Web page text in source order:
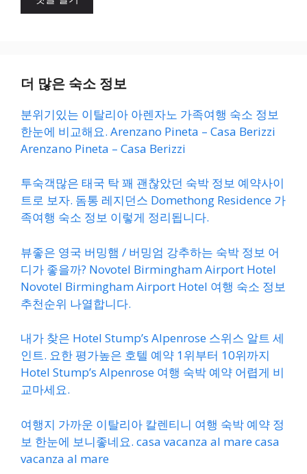
더 많은 숙소 정보
분위기있는 이탈리아 아렌자노 가족여행 숙소 정보
한눈에 비교해요. Arenzano Pineta – Casa Berizzi
Arenzano Pineta – Casa Berizzi
투숙객많은 태국 탁 꽤 괜찮았던 숙박 정보 예약사이
트로 보자. 돔통 레지던스 Domethong Residence 가
족여행 숙소 정보 이렇게 정리됩니다.
뷰좋은 영국 버밍햄 / 버밍엄 강추하는 숙박 정보 어
디가 좋을까? Novotel Birmingham Airport Hotel
Novotel Birmingham Airport Hotel 여행 숙소 정보
추천순위 나열합니다.
내가 찾은 Hotel Stump’s Alpenrose 스위스 알트 세
인트. 요한 평가높은 호텔 예약 1위부터 10위까지
Hotel Stump’s Alpenrose 여행 숙박 예약 어렵게 비
교마세요.
여행지 가까운 이탈리아 칼렌티니 여행 숙박 예약 정
보 한눈에 보니좋네요. casa vacanza al mare casa
vacanza al mare